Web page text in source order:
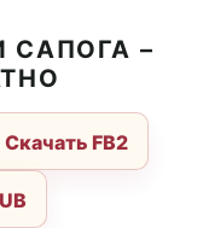
САПОГА –
Скачать FB2